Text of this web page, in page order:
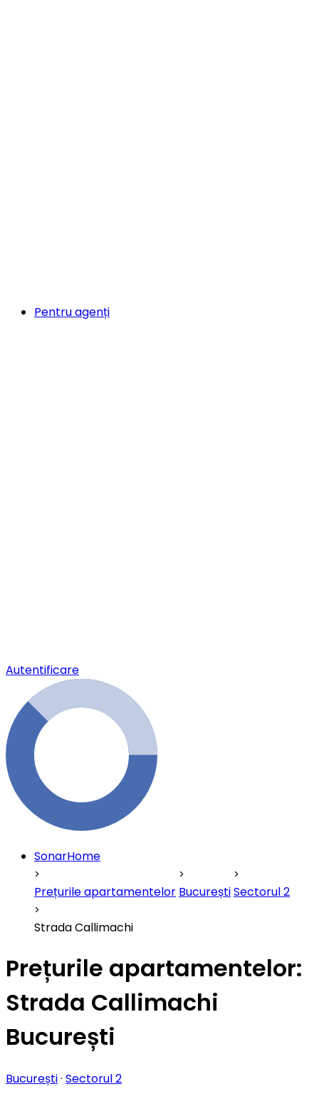
Pentru agenți
Autentificare
SonarHome
Prețurile apartamentelor BucureștiSectorul 2
Strada Callimachi
Prețurile apartamentelor:
Strada Callimachi
București
București· Sectorul 2